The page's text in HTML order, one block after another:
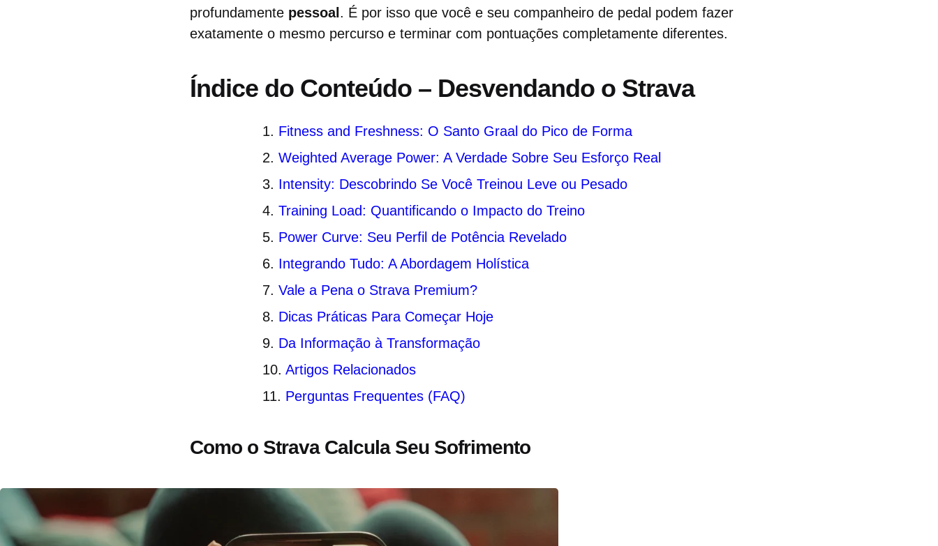
profundamente pessoal . É por isso que você e seu companheiro de pedal podem fazer
exatamente o mesmo percurso e terminar com pontuações completamente diferentes.
Índice do Conteúdo – Desvendando o Strava
Fitness and Freshness: O Santo Graal do Pico de Forma
Weighted Average Power: A Verdade Sobre Seu Esforço Real
Intensity: Descobrindo Se Você Treinou Leve ou Pesado
Training Load: Quantificando o Impacto do Treino
Power Curve: Seu Perfil de Potência Revelado
Integrando Tudo: A Abordagem Holística
Vale a Pena o Strava Premium?
Dicas Práticas Para Começar Hoje
Da Informação à Transformação
Artigos Relacionados
Perguntas Frequentes (FAQ)
Como o Strava Calcula Seu Sofrimento